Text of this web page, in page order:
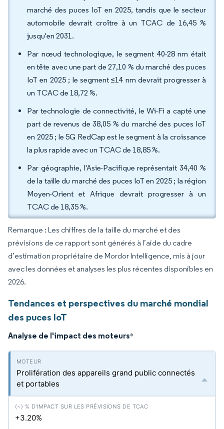
marché des puces IoT en 2025, tandis que le secteur
automobile devrait croître à un TCAC de 16,45 %
jusqu'en 2031.
Par nœud technologique, le segment 40-28 nm était
en tête avec une part de 27,10 % du marché des puces
IoT en 2025 ; le segment ≤14 nm devrait progresser à
un TCAC de 18,72 %.
Par technologie de connectivité, le Wi-Fi a capté une
part de revenus de 38,05 % du marché des puces IoT
en 2025 ; le 5G RedCap est le segment à la croissance
la plus rapide avec un TCAC de 18,85 %.
Par géographie, l'Asie-Pacifique représentait 34,40 %
de la taille du marché des puces IoT en 2025 ; la région
Moyen-Orient et Afrique devrait progresser à un
TCAC de 18,35 %.
Remarque : Les chiffres de la taille du marché et des
prévisions de ce rapport sont générés à l’aide du cadre
d’estimation propriétaire de Mordor Intelligence, mis à jour
avec les données et analyses les plus récentes disponibles en
2026.
Tendances et perspectives du marché mondial
des puces IoT
Analyse de l'impact des moteurs*
Prolifération des appareils grand public connectés
et portables
+3.20%